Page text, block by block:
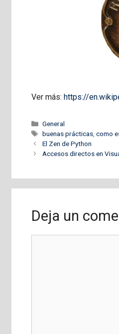
Ver más: https://
Categorías
General
Etiquetas
buenas prácticas, como
El Zen de Python
Accesos directos en
Deja un